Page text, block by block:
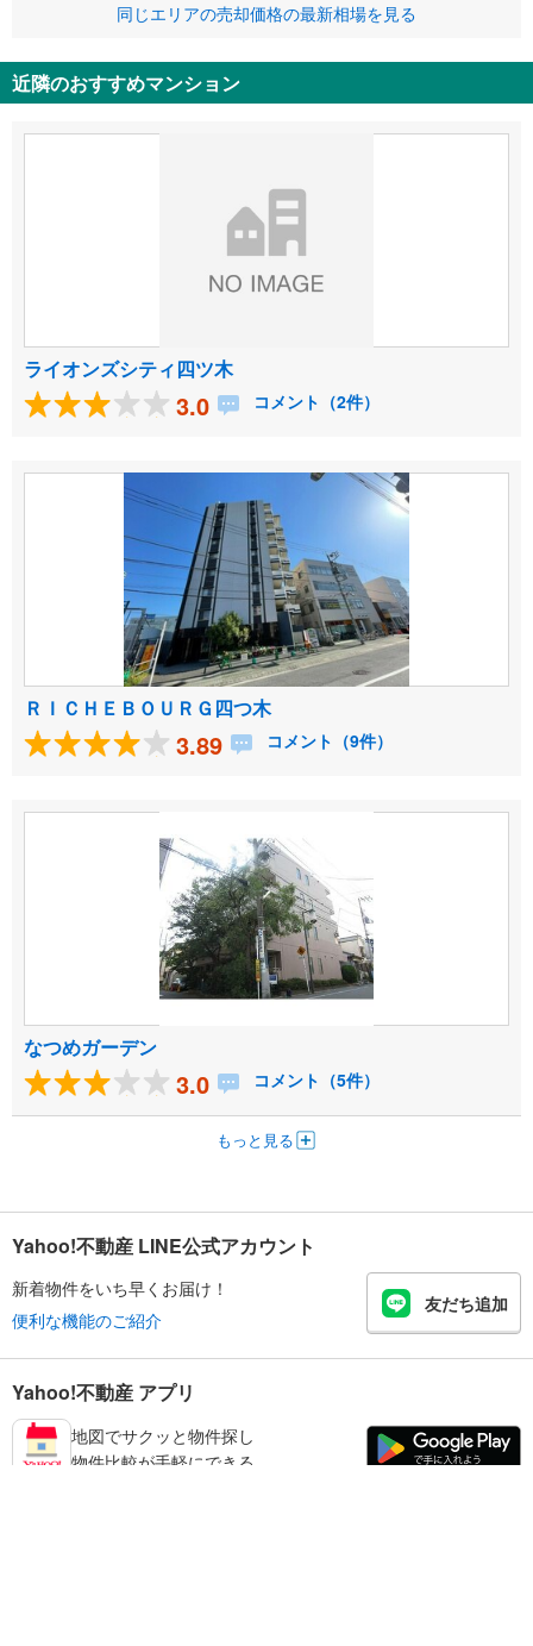
同じエリアの売却価格の最新相場を見る
近隣のおすすめマンション
ライオンズシティ四ツ木
3.0 コメント（2件）
ＲＩＣＨＥＢＯＵＲＧ四つ木
3.89 コメント（9件）
なつめガーデン
3.0 コメント（5件）
もっと見る
Yahoo!不動産 LINE公式アカウント
新着物件をいち早くお届け！
便利な機能のご紹介
友だち追加
Yahoo!不動産 アプリ
地図でサクッと物件探し
物件比較が手軽にできる